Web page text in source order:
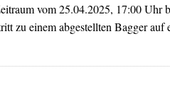
vom 25.04.2025, 17:00 Uhr
zu einem abgestellten Bagger auf